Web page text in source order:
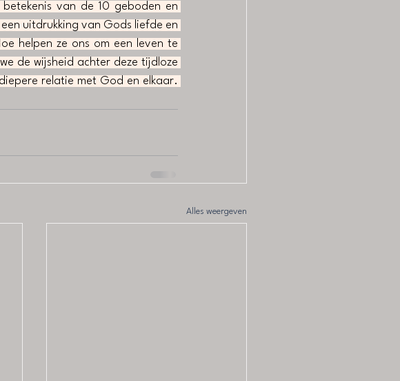
van de 10 geboden en
uitdrukking van Gods liefde en
helpen ze ons om een leven te
de wijsheid achter deze tijdloze
relatie met God en elkaar.
Alles weergeven